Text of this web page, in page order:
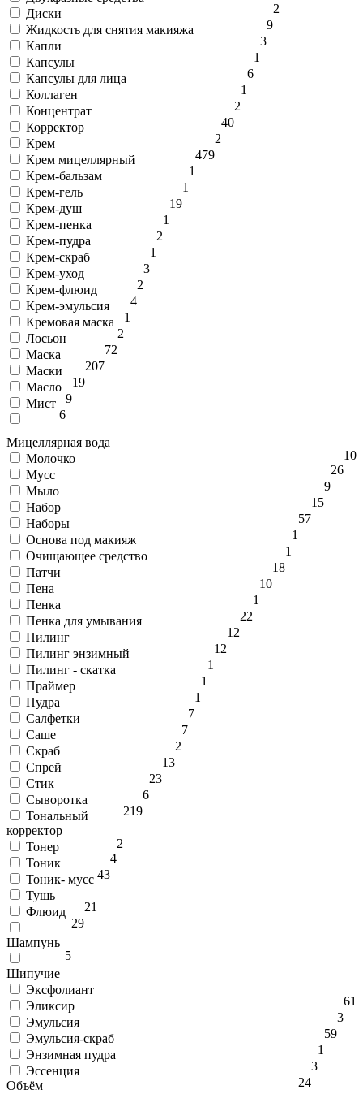
2
Диски
9
Жидкость для снятия макияжа
3
Капли
1
Капсулы
6
Капсулы для лица
1
Коллаген
2
Концентрат
40
Корректор
2
Крем
479
Крем мицеллярный
1
Крем-бальзам
1
Крем-гель
19
Крем-душ
1
Крем-пенка
2
Крем-пудра
1
Крем-скраб
3
Крем-уход
2
Крем-флюид
4
Крем-эмульсия
1
Кремовая маска
2
Лосьон
72
Маска
207
Маски
19
Масло
9
Мист
6
Мицеллярная вода
10
Молочко
26
Мусс
9
Мыло
15
Набор
57
Наборы
1
Основа под макияж
1
Очищающее средство
18
Патчи
10
Пена
1
Пенка
22
Пенка для умывания
12
Пилинг
12
Пилинг энзимный
1
Пилинг - скатка
1
Праймер
1
Пудра
7
Салфетки
7
Саше
2
Скраб
13
Спрей
23
Стик
6
Сыворотка
219
Тональный
корректор
2
Тонер
4
Тоник
43
Тоник- мусс
1
Тушь
2
Флюид
29
Шампунь
5
Шипучие
1
Эксфолиант
6
Эликсир
3
Эмульсия
59
Эмульсия-скраб
1
Энзимная пудра
3
Эссенция
24
Объём